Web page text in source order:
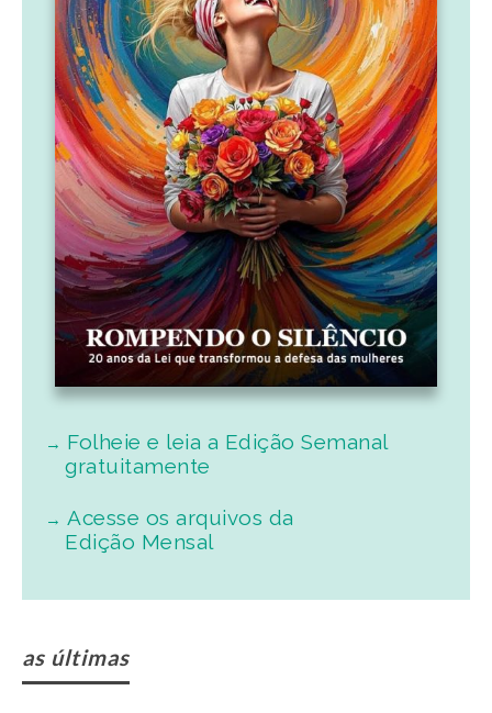
Folheie e leia a Edição Semanal
gratuitamente
Acesse os arquivos da
Edição Mensal
as últimas